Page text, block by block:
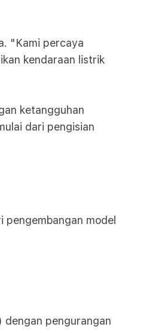
"Kami percaya
kendaraan listrik
ketangguhan
dari pengisian
model
dengan pengurangan